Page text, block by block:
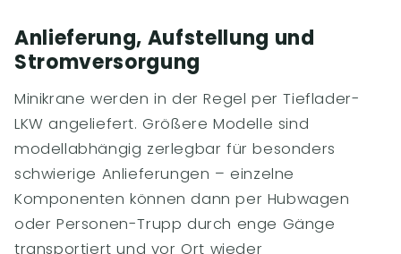
Anlieferung, Aufstellung und
Stromversorgung
Minikrane werden in der Regel per Tieflader-
LKW angeliefert. Größere Modelle sind
modellabhängig zerlegbar für besonders
schwierige Anlieferungen – einzelne
Komponenten können dann per Hubwagen
oder Personen-Trupp durch enge Gänge
transportiert und vor Ort wieder